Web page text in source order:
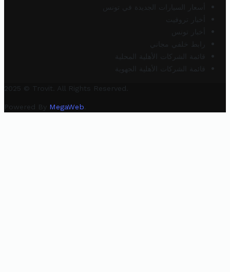
أسعار السيارات الجديدة في تونس
أخبار تروفيت
أخبار تونس
رابط خلفي مجاني
قائمة الشركات الأهلية المحلية
قائمة الشركات الأهلية الجهوية
2025 © Trovit. All Rights Reserved.
Powered By MegaWeb